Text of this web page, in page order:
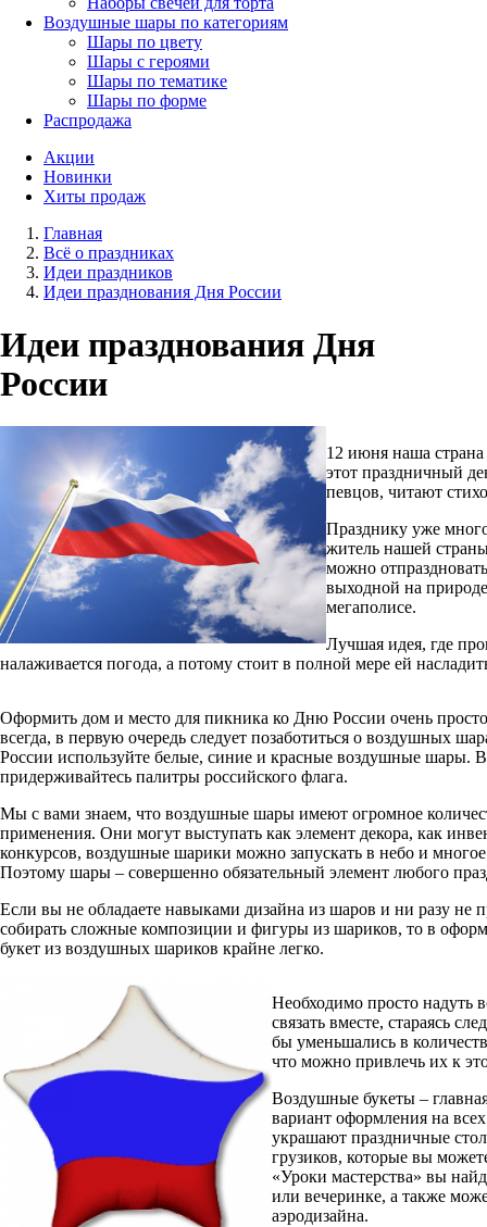
Воздушные шары по категориям
Шары по цвету
Шары с героями
Шары по тематике
Шары по форме
Распродажа
Акции
Новинки
Хиты продаж
Главная
Всё о праздниках
Идеи праздников
Идеи празднования Дня России
Идеи празднования Дня
России
12 июня наша
этот праздничный
певцов, читают
Празднику уже
житель нашей
можно
выходной на
мегаполисе.
Лучшая идея, где
налаживается погода, а потому стоит в полной мере ей
Оформить дом и место для пикника ко Дню России очень
всегда, в первую очередь следует позаботиться о воздушных
России используйте белые, синие и красные воздушные шары.
придерживайтесь палитры российского флага.
Мы с вами знаем, что воздушные шары имеют огромное
применения. Они могут выступать как элемент декора, как
конкурсов, воздушные шарики можно запускать в небо и многое
Поэтому шары – совершенно обязательный элемент любого
Если вы не обладаете навыками дизайна из шаров и ни разу не
собирать сложные композиции и фигуры из шариков, то в
букет из воздушных шариков крайне легко.
Необходимо просто надуть
связать вместе, стараясь
бы уменьшались в
что можно привлечь их к
Воздушные букеты –
вариант оформления на
украшают праздничные
грузиков, которые вы
«Уроки мастерства» вы
или вечеринке, а также
аэродизайна.